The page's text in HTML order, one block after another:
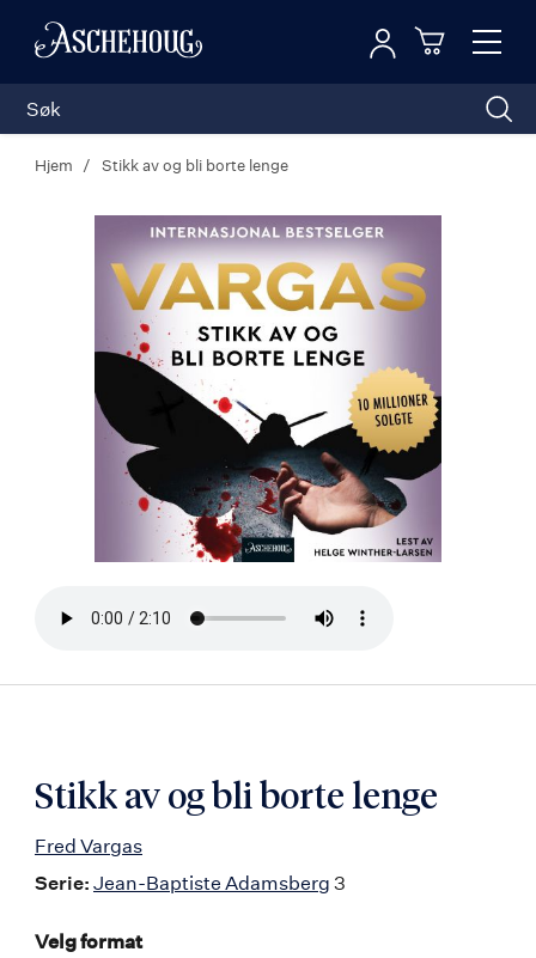
Toggle
Logg inn
Hjem Stikk av og bli borte lenge
Bla
Stikk av og bli borte lenge
Fred Vargas
Serie: Jean-Baptiste Adamsberg 3
Velg format